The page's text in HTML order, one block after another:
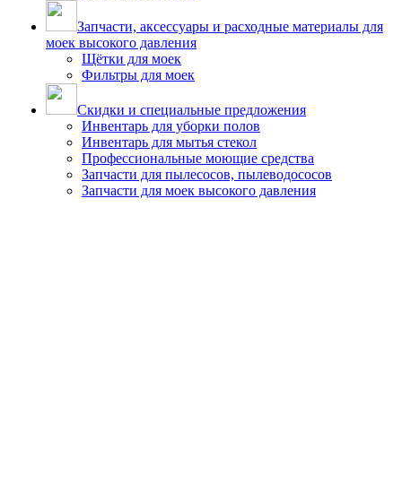
Запчасти, аксессуары и расходные материалы для
моек высокого давления
Щётки для моек
Фильтры для моек
Скидки и специальные предложения
Инвентарь для уборки полов
Инвентарь для мытья стекол
Профессиональные моющие средства
Запчасти для пылесосов, пылеводососов
Запчасти для моек высокого давления